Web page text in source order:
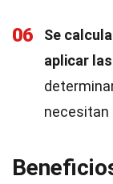
06
Se
aplicar
necesitan